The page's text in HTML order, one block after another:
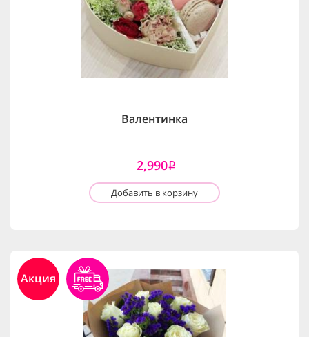
Валентинка
2,990i
Добавить в корзину
Акция